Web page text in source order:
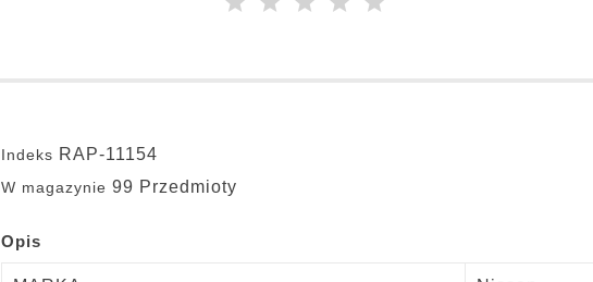
Indeks RAP-11154
W magazynie 99 Przedmioty
Opis